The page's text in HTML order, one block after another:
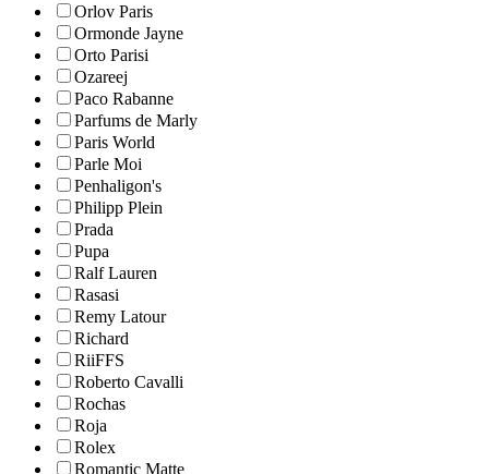
Orlov Paris
Ormonde Jayne
Orto Parisi
Ozareej
Paco Rabanne
Parfums de Marly
Paris World
Parle Moi
Penhaligon's
Philipp Plein
Prada
Pupa
Ralf Lauren
Rasasi
Remy Latour
Richard
RiiFFS
Roberto Cavalli
Rochas
Roja
Rolex
Romantic Matte